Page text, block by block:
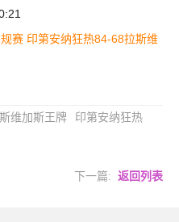
赛 印第安纳狂热84-68拉斯维
维加斯王牌
印第安纳狂热
下一篇: 返回列表